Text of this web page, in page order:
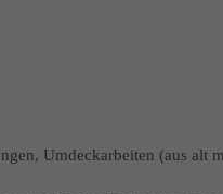
Umdeckarbeiten (aus alt